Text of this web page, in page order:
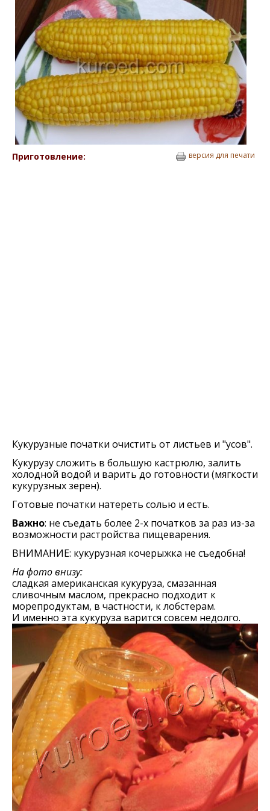
Приготовление: версия для печати
Кукурузные початки очистить от листьев и "усов".
Кукурузу сложить в большую кастрюлю, залить
холодной водой и варить до готовности (мягкости
кукурузных зерен).
Готовые початки натереть солью и есть.
Важно: не съедать более 2-х початков за раз из-за
возможности растройства пищеварения.
ВНИМАНИЕ: кукурузная кочерыжка не съедобна!
На фото внизу:
сладкая американская кукуруза, смазанная
сливочным маслом, прекрасно подходит к
морепродуктам, в частности, к лобстерам.
И именно эта кукуруза варится совсем недолго.